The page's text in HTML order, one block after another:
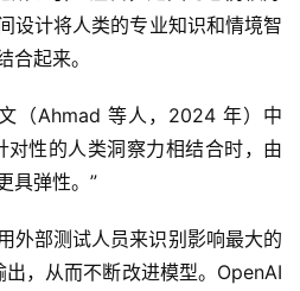
设计将人类的专业知识和情境智
合起来。
（Ahmad 等人，2024 年）中
对性的人类洞察力相结合时，由
具弹性。”
外部测试人员来识别影响最大的
，从而不断改进模型。OpenAI